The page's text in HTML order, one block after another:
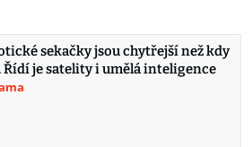
sekačky jsou chytřejší než kdy
Řídí je satelity i umělá inteligence